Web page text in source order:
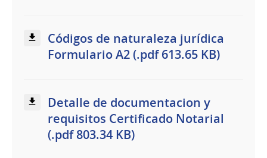
Códigos de naturaleza jurídica
Formulario A2 (.pdf 613.65 KB)
Detalle de documentacion y
requisitos Certificado Notarial
(.pdf 803.34 KB)